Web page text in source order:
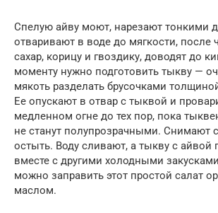
Спелую айву моют, нарезают тонкими
отваривают в воде до мягкости, после
сахар, корицу и гвоздику, доводят до
моменту нужно подготовить тыкву —
мякоть разделать брусочками
Ее опускают в отвар с тыквой и
медленном огне до тех пор, пока
не станут полупрозрачными. Снимают
остыть. Воду сливают, а тыкву с айвой
вместе с другими холодными
можно заправить этот простой салат
маслом.